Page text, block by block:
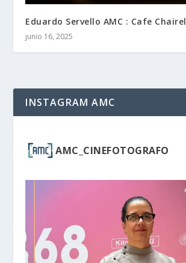
Eduardo Servello AMC : Cafe Chairel
junio 16, 2025
INSTAGRAM AMC
AMC_CINEFOTOGRAFO